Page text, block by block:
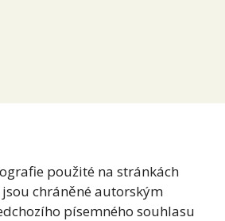
použité na stránkách
chráněné autorským
písemného souhlasu